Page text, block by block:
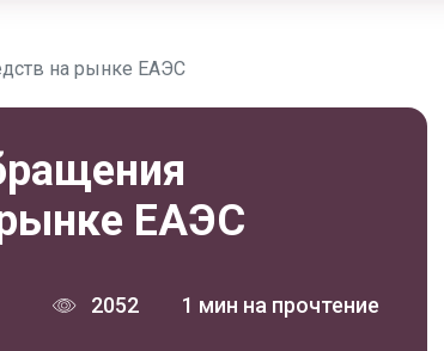
на рынке ЕАЭС
ЕАЭС
2052 1 мин на прочтение